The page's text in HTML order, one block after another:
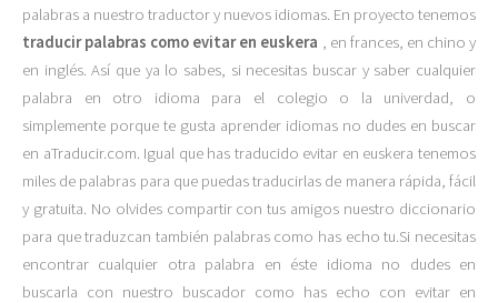
palabras a nuestro traductor y nuevos idiomas. En proyecto tenemos
traducir palabras como evitar en euskera
, en frances, en chino y
en inglés. Así que ya lo sabes, si necesitas buscar y saber cualquier
palabra en otro idioma para el colegio o la univerdad, o
simplemente porque te gusta aprender idiomas no dudes en buscar
en aTraducir.com. Igual que has traducido evitar en euskera tenemos
miles de palabras para que puedas traducirlas de manera rápida, fácil
y gratuita. No olvides compartir con tus amigos nuestro diccionario
para que traduzcan también palabras como has echo tu.Si necesitas
encontrar cualquier otra palabra en éste idioma no dudes en
buscarla con nuestro buscador como has echo con evitar en